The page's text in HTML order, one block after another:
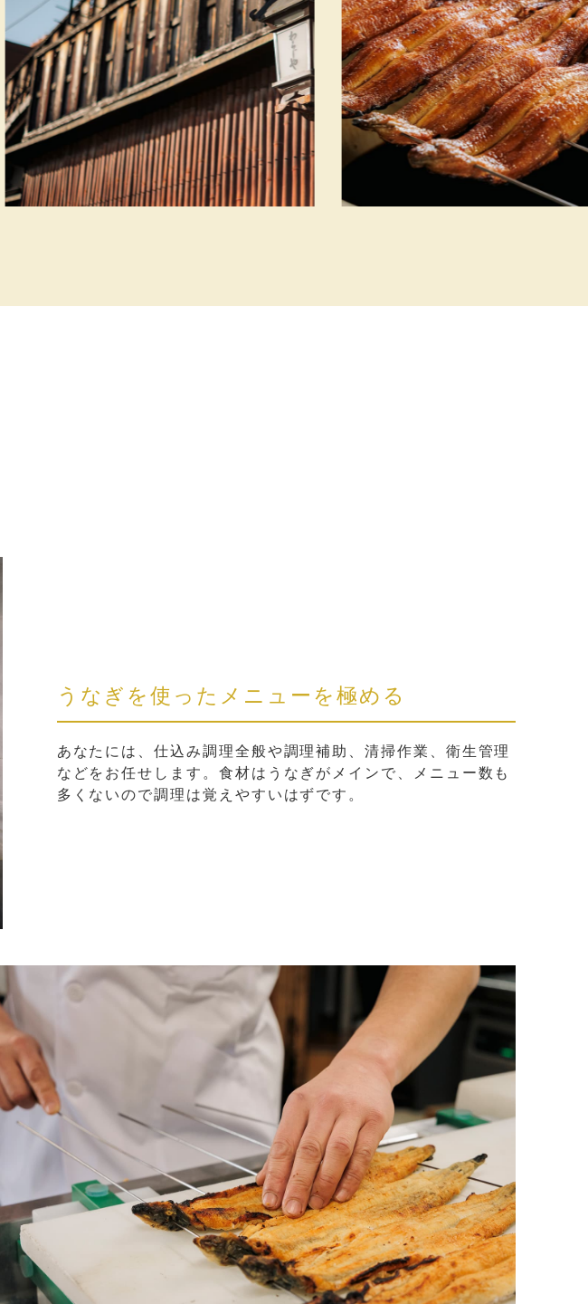
うなぎを使ったメニューを極める
あなたには、仕込み調理全般や調理補助、清掃作業、衛生管理
などをお任せします。食材はうなぎがメインで、メニュー数も
多くないので調理は覚えやすいはずです。